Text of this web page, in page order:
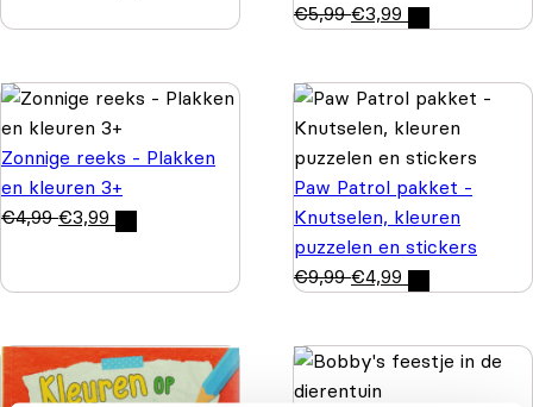
€5,99 €3,99
Zonnige reeks - Plakken
en kleuren 3+
€4,99 €3,99
Paw Patrol pakket -
Knutselen, kleuren
puzzelen en stickers
€9,99 €4,99